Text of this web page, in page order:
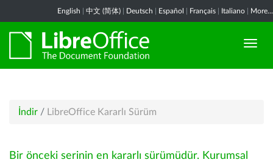
English 中文 (简体) Deutsch Español Français Italiano More...
İndir / LibreOffice Kararlı Sürüm
Bir önceki serinin en kararlı sürümüdür. Kurumsal